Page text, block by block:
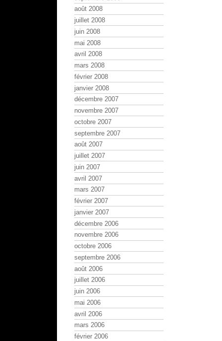
août 2008
juillet 2008
juin 2008
mai 2008
avril 2008
mars 2008
février 2008
janvier 2008
décembre 2007
novembre 2007
octobre 2007
septembre 2007
août 2007
juillet 2007
juin 2007
avril 2007
mars 2007
février 2007
janvier 2007
décembre 2006
novembre 2006
octobre 2006
septembre 2006
août 2006
juillet 2006
juin 2006
mai 2006
avril 2006
mars 2006
février 2006